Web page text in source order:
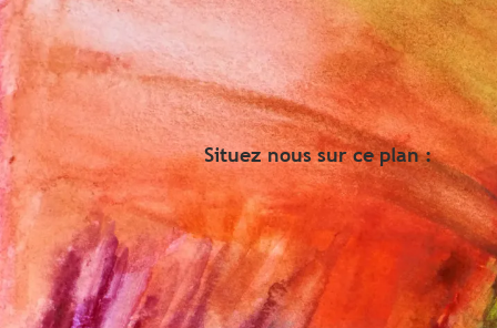
Situez nous sur ce plan :